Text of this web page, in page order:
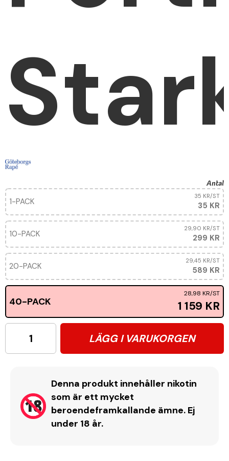
Antal
1-PACK 35 KR
35 KR/ST
10-PACK 299 KR
29,90 KR/ST
20-PACK 589 KR
29,45 KR/ST
40-PACK 1 159 KR
28,98 KR/ST
LÄGG I VARUKORGEN
Denna produkt innehåller nikotin
som är ett mycket
beroendeframkallande ämne. Ej
under 18 år.